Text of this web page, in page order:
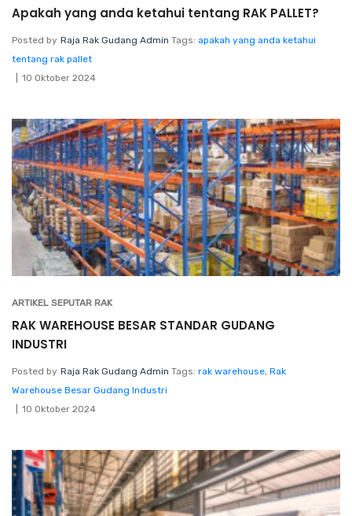
Apakah yang anda ketahui tentang RAK PALLET?
Posted by Raja Rak Gudang Admin Tags: apakah yang anda ketahui
tentang rak pallet
10 Oktober 2024
ARTIKEL SEPUTAR RAK
RAK WAREHOUSE BESAR STANDAR GUDANG
INDUSTRI
Posted by Raja Rak Gudang Admin Tags: rak warehouse, Rak
Warehouse Besar Gudang Industri
10 Oktober 2024